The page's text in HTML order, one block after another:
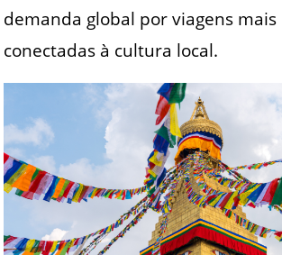
demanda global por viagens
conectadas à cultura local.